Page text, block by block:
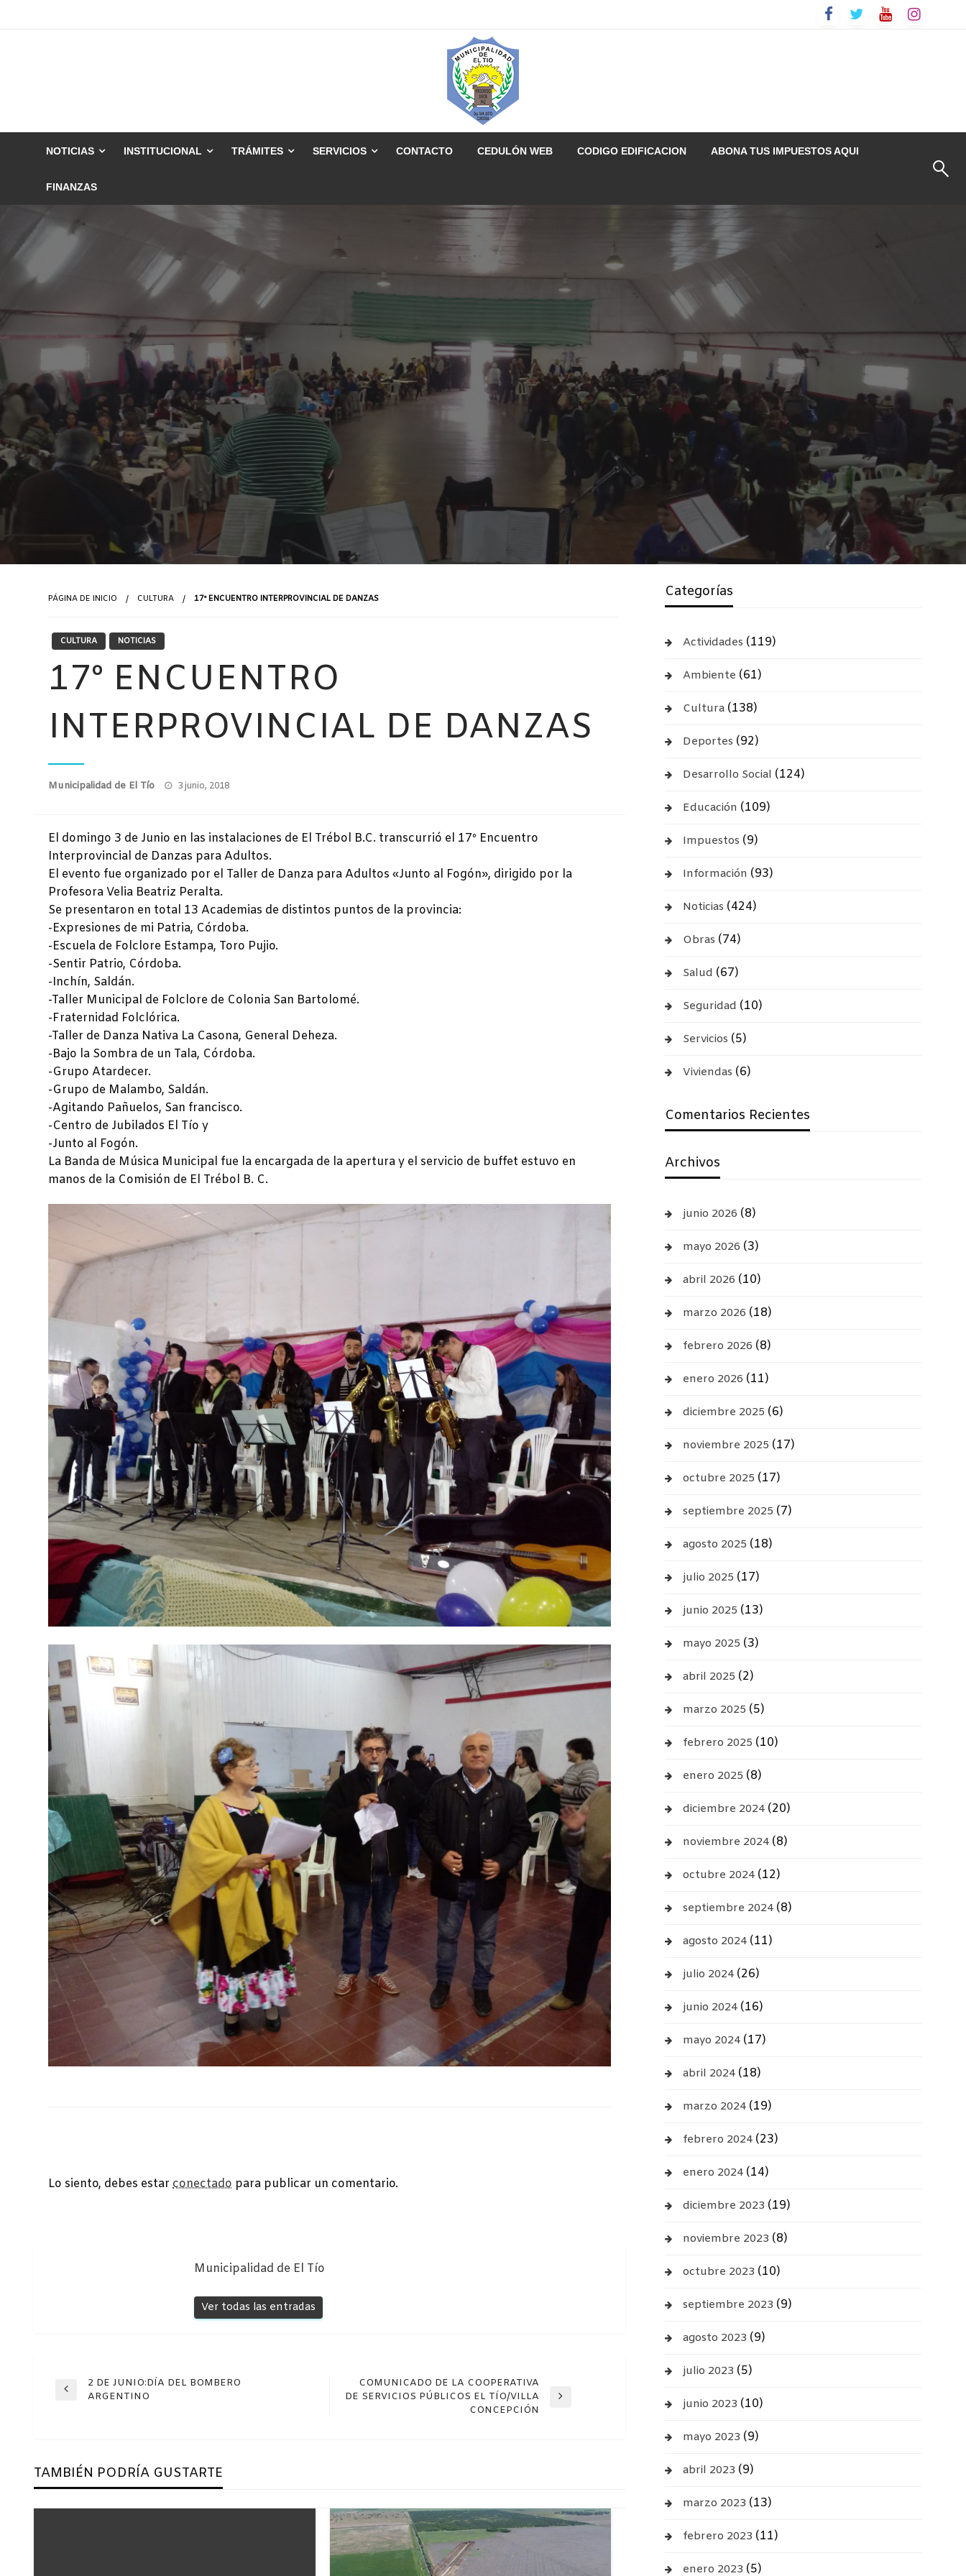
NOTICIAS INSTITUCIONAL TRÁMITES SERVICIOS CONTACTO CEDULÓN WEB CODIGO EDIFICACION ABONA TUS IMPUESTOS AQUI
FINANZAS
PÁGINA DE INICIO CULTURA 17º ENCUENTRO INTERPROVINCIAL DE DANZAS
CULTURA NOTICIAS
17º ENCUENTRO
INTERPROVINCIAL DE DANZAS
Municipalidad de El Tío
Publicado
3 junio, 2018
El domingo 3 de Junio en las instalaciones de El Trébol B.C. transcurrió el 17º Encuentro
Interprovincial de Danzas para Adultos.
El evento fue organizado por el Taller de Danza para Adultos «Junto al Fogón», dirigido por la
Profesora Velia Beatriz Peralta.
Se presentaron en total 13 Academias de distintos puntos de la provincia:
-Expresiones de mi Patria, Córdoba.
-Escuela de Folclore Estampa, Toro Pujio.
-Sentir Patrio, Córdoba.
-Inchín, Saldán.
-Taller Municipal de Folclore de Colonia San Bartolomé.
-Fraternidad Folclórica.
-Taller de Danza Nativa La Casona, General Deheza.
-Bajo la Sombra de un Tala, Córdoba.
-Grupo Atardecer.
-Grupo de Malambo, Saldán.
-Agitando Pañuelos, San francisco.
-Centro de Jubilados El Tío y
-Junto al Fogón.
La Banda de Música Municipal fue la encargada de la apertura y el servicio de buffet estuvo en
manos de la Comisión de El Trébol B. C.
Lo siento, debes estar conectado para publicar un comentario.
Municipalidad de El Tío
Ver todas las entradas
Navegación
entradas
Entrada
2 DE JUNIO:DÍA DEL BOMBERO
ARGENTINO
Entrada
COMUNICADO DE LA COOPERATIVA
DE SERVICIOS PÚBLICOS EL TÍO/VILLA
CONCEPCIÓN
TAMBIÉN PODRÍA GUSTARTE
Categorías
Actividades (119)
Ambiente (61)
Cultura (138)
Deportes (92)
Desarrollo Social (124)
Educación (109)
Impuestos (9)
Información (93)
Noticias (424)
Obras (74)
Salud (67)
Seguridad (10)
Servicios (5)
Viviendas (6)
Comentarios Recientes
Archivos
junio 2026 (8)
mayo 2026 (3)
abril 2026 (10)
marzo 2026 (18)
febrero 2026 (8)
enero 2026 (11)
diciembre 2025 (6)
noviembre 2025 (17)
octubre 2025 (17)
septiembre 2025 (7)
agosto 2025 (18)
julio 2025 (17)
junio 2025 (13)
mayo 2025 (3)
abril 2025 (2)
marzo 2025 (5)
febrero 2025 (10)
enero 2025 (8)
diciembre 2024 (20)
noviembre 2024 (8)
octubre 2024 (12)
septiembre 2024 (8)
agosto 2024 (11)
julio 2024 (26)
junio 2024 (16)
mayo 2024 (17)
abril 2024 (18)
marzo 2024 (19)
febrero 2024 (23)
enero 2024 (14)
diciembre 2023 (19)
noviembre 2023 (8)
octubre 2023 (10)
septiembre 2023 (9)
agosto 2023 (9)
julio 2023 (5)
junio 2023 (10)
mayo 2023 (9)
abril 2023 (9)
marzo 2023 (13)
febrero 2023 (11)
enero 2023 (5)